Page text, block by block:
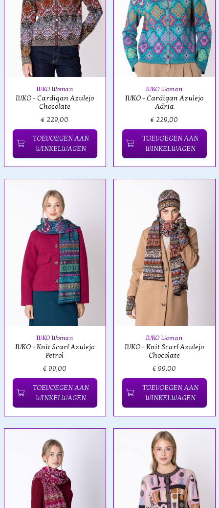
IVKO Woman
IVKO - Cardigan Azulejo
Chocolate
€ 229,00
TOEVOEGEN AAN
WINKELWAGEN
IVKO Woman
IVKO - Cardigan Azulejo
Adria
€ 229,00
TOEVOEGEN AAN
WINKELWAGEN
IVKO Woman
IVKO - Knit Scarf Azulejo
Petrol
€ 99,00
TOEVOEGEN AAN
WINKELWAGEN
IVKO Woman
IVKO - Knit Scarf Azulejo
Chocolate
€ 99,00
TOEVOEGEN AAN
WINKELWAGEN